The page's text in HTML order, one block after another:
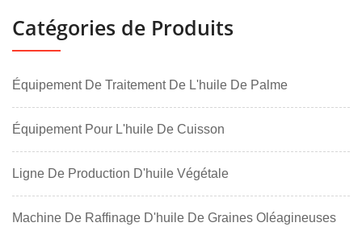
Catégories de Produits
Équipement De Traitement De L'huile De Palme
Équipement Pour L'huile De Cuisson
Ligne De Production D'huile Végétale
Machine De Raffinage D'huile De Graines Oléagineuses